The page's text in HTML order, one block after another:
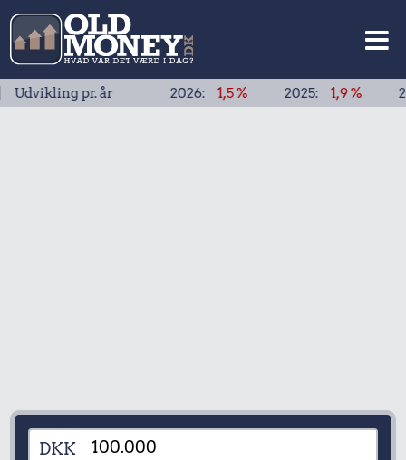
pr. år2026: 1,5 % 2025: 1,9 % 2024:
DKK